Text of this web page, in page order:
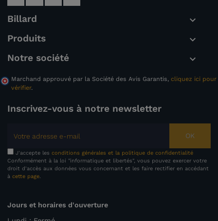
Billard 
Produits 
Notre société 
Marchand approuvé par la Société des Avis Garantis, cliquez ici pour
vérifier.
Inscrivez-vous à notre newsletter
OK
J'accepte les conditions générales et la politique de confidentialité
Conformément à la loi "informatique et libertés", vous pouvez exercer votre
droit d'accès aux données vous concernant et les faire rectifier en accédant
à cette page.
Jours et horaires d'ouverture